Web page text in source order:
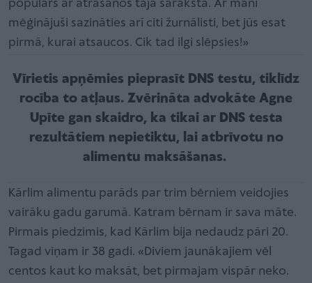
populārs ar atrašanos tajā sarakstā. Ar mani
mēģinājuši sazināties arī citi žurnālisti, bet jūs esat
pirmā, kurai atsaucos. Cik tad ilgi slēpsies!»
Vīrietis apņēmies pieprasīt DNS testu, tiklīdz
rocība to atļaus. Zvērināta advokāte Agne
Upīte gan skaidro, ka tikai ar DNS testa
rezultātiem nepietiktu, lai atbrīvotu no
alimentu maksāšanas.
Kārlim alimentu parāds par trim bērniem veidojies
vairāku gadu garumā. Katram bērnam ir sava māte.
Pirmais piedzimis, kad Kārlim bija nedaudz pāri 20.
Tagad viņam ir 38 gadi. «Diviem jaunākajiem vēl
centos kaut ko maksāt, bet pirmajam vispār neko.